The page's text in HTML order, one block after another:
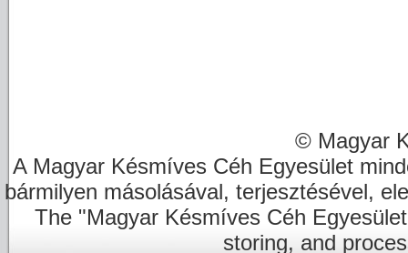
© Magyar
A Magyar Késmíves Céh Egyesület
bármilyen másolásával, terjesztésével,
The "Magyar Késmíves Céh
storing, and